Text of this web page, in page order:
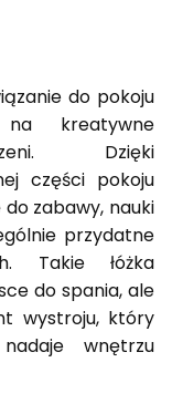
do pokoju
kreatywne
Dzięki
części pokoju
zabawy, nauki
przydatne
Takie łóżka
do spania, ale
wystroju, który
wnętrzu